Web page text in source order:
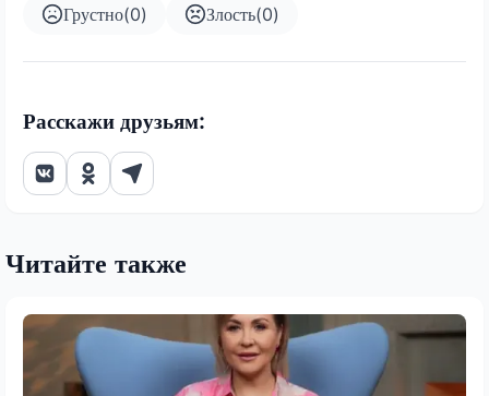
Грустно(0) Злость(0)
Расскажи друзьям:
Читайте также